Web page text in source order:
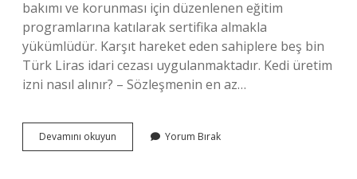
bakımı ve korunması için düzenlenen eğitim
programlarına katılarak sertifika almakla
yükümlüdür. Karşıt hareket eden sahiplere beş bin
Türk Liras idari cezası uygulanmaktadır. Kedi üretim
izni nasıl alınır? – Sözleşmenin en az…
Devamını okuyun
Kedi
Yorum Bırak